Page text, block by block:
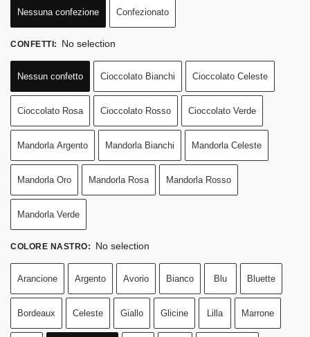
Nessuna confezione Confezionato
CONFETTI: No selection
Nessun confetto Cioccolato Bianchi Cioccolato Celeste
Cioccolato Rosa Cioccolato Rosso Cioccolato Verde
Mandorla Argento Mandorla Bianchi Mandorla Celeste
Mandorla Oro Mandorla Rosa Mandorla Rosso
Mandorla Verde
COLORE NASTRO: No selection
Arancione Argento Avorio Bianco Blu Bluette
Bordeaux Celeste Giallo Glicine Lilla Marrone